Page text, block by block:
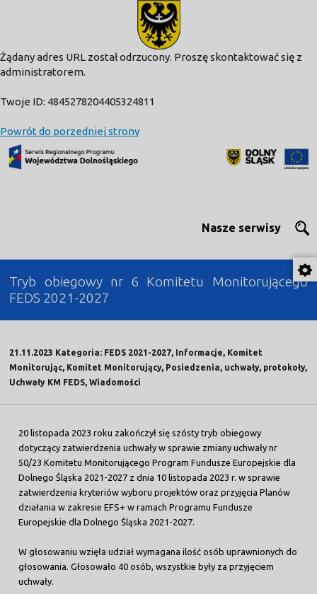
Żądany adres URL został odrzucony. Proszę skontaktować się z
administratorem.
Twoje ID: 4845278204405324811
Powrót do porzedniej strony
Nasze serwisy
Tryb obiegowy nr 6 Komitetu Monitorującego
FEDS 2021-2027
21.11.2023 Kategoria: FEDS 2021-2027, Informacje, Komitet
Monitorując, Komitet Monitorujący, Posiedzenia, uchwały, protokoły,
Uchwały KM FEDS, Wiadomości
20 listopada 2023 roku zakończył się szósty tryb obiegowy
dotyczący zatwierdzenia uchwały w sprawie zmiany uchwały nr
50/23 Komitetu Monitorującego Program Fundusze Europejskie dla
Dolnego Śląska 2021-2027 z dnia 10 listopada 2023 r. w sprawie
zatwierdzenia kryteriów wyboru projektów oraz przyjęcia Planów
działania w zakresie EFS+ w ramach Programu Fundusze
Europejskie dla Dolnego Śląska 2021-2027.
W głosowaniu wzięła udział wymagana ilość osób uprawnionych do
głosowania. Głosowało 40 osób, wszystkie były za przyjęciem
uchwały.
modal-check